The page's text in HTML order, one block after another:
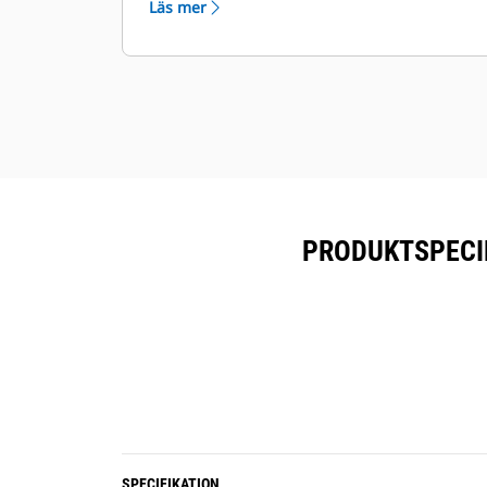
med en lyftkrok med kapacitet på 5,
Läs mer